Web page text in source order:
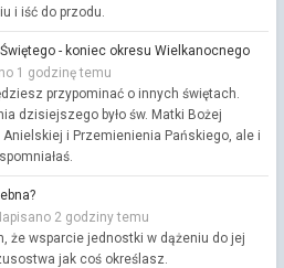
i iść do przodu.
- koniec okresu Wielkanocnego
1 godzinę temu
przypominać o innych świętach.
dzisiejszego było św. Matki Bożej
i Przemienienia Pańskiego, ale i
2 godziny temu
że wsparcie jednostki w dążeniu do jej
jak coś określasz.